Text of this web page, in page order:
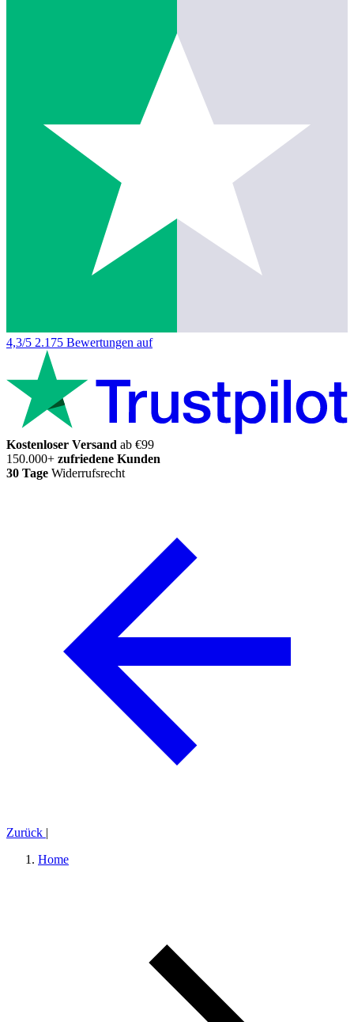
4,3/5 2.175 Bewertungen auf
Kostenloser Versand ab €99
150.000+ zufriedene Kunden
30 Tage Widerrufsrecht
Zurück |
Home